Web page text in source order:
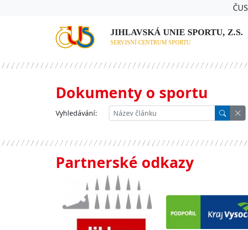
ČUS
JIHLAVSKÁ UNIE SPORTU, Z.S.
SERVISNÍ CENTRUM SPORTU
Dokumenty o sportu
Vyhledávání:
Partnerské odkazy